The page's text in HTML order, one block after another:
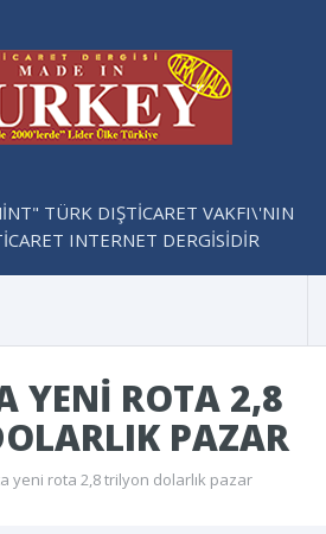
TÜRK DIŞTİCARET VAKFI\'NIN
INTERNET DERGİSİDİR
YENI ROTA 2,8
PAZAR
yeni rota 2,8 trilyon dolarlık pazar